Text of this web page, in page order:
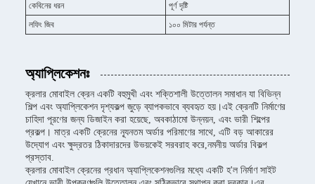
কেবিনের ধরন
পূর্ণ দৃষ্টি
লফিং জিব
১০০ মিটার পর্যন্ত
অ্যাপ্লিকেশনঃ
ক্রলার মোবাইল ক্রেন একটি বহুমুখী এবং শক্তিশালী উত্তোলন সমাধান যা বিভিন্ন
শিল্প এবং অ্যাপ্লিকেশন দৃশ্যকল্প জুড়ে ব্যাপকভাবে ব্যবহৃত হয়।এই ক্রেনটি নির্মাণের
চাহিদা পূরণের জন্য ডিজাইন করা হয়েছে, অবকাঠামো উন্নয়ন, এবং ভারী শিল্পের
প্রকল্প। মাত্র একটি ক্রেনের ন্যূনতম অর্ডার পরিমাণের সাথে, এটি বড় আকারের
উদ্যোগ এবং ক্ষুদ্রতর ঠিকাদারদের উভয়কেই সরবরাহ করে,নমনীয় অর্ডার বিকল্প
প্রস্তাব.
ক্রলার মোবাইল ক্রেনের প্রধান অ্যাপ্লিকেশনগুলির মধ্যে একটি হ'ল নির্মাণ সাইট